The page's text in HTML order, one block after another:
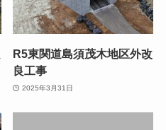
R5東関道島須茂木地区外改
良工事
2025年3月31日